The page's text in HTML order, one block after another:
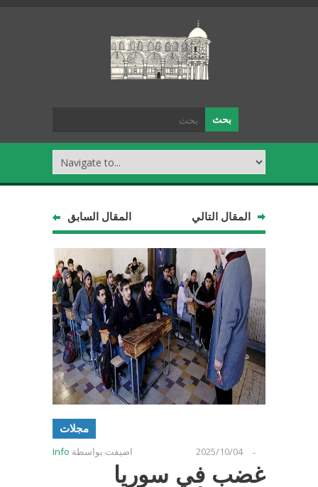
المقال السابق المقال التالي
مجلات
اضيفت بواسطة Info -
2025/10/04
غضب في سوريا